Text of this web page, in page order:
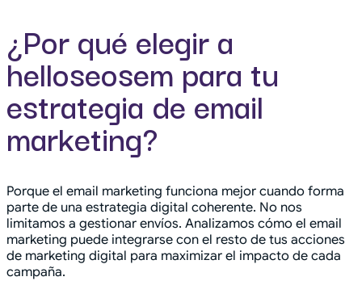
¿Por qué elegir a
helloseosem para tu
estrategia de email
marketing?
Porque el email marketing funciona mejor cuando forma
parte de una estrategia digital coherente. No nos
limitamos a gestionar envíos. Analizamos cómo el email
marketing puede integrarse con el resto de tus acciones
de marketing digital para maximizar el impacto de cada
campaña.